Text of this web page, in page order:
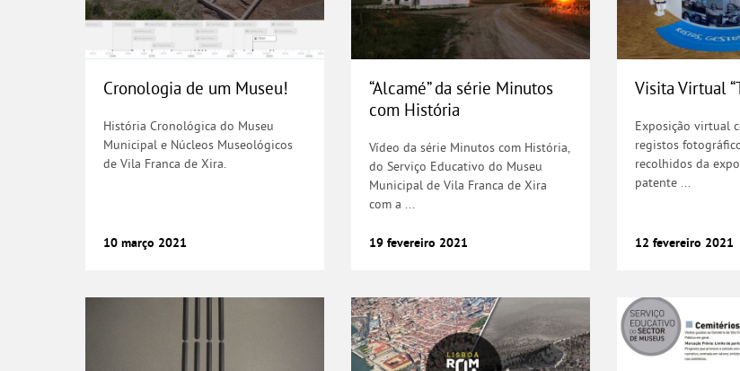
Cronologia de um Museu!
História Cronológica do Museu
Municipal e Núcleos Museológicos
de Vila Franca de Xira.
10 março 2021
“Alcamé” da série Minutos
com História
Vídeo da série Minutos com História,
do Serviço Educativo do Museu
Municipal de Vila Franca de Xira
com a ...
19 fevereiro 2021
Visita Virtual
Exposição virtual
registos
recolhidos da
patente ...
12 fevereiro 2021
Vila Franca de Xira na rota do turismo cultural acessível e
Projeto Lisboa Romana | Felicitas